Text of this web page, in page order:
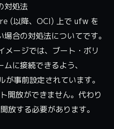
対処法
(以降、OCI) 上で ufw を
合の対処法についてです。
メージでは、ブート・ボリ
に接続できるよう、
事前設定されています。
開放ができません。代わり
放する必要があります。